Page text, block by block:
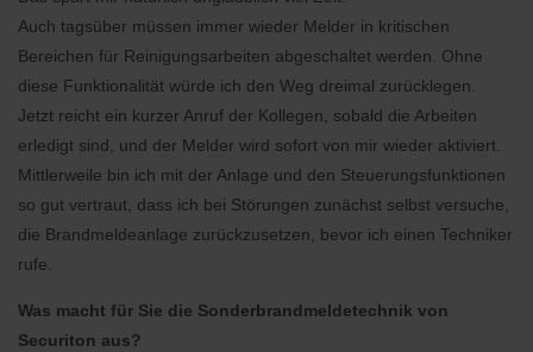
Auch tagsüber müssen immer wieder Melder in kritischen
Bereichen für Reinigungsarbeiten abgeschaltet werden. Ohne
diese Funktionalität würde ich den Weg dreimal zurücklegen.
Jetzt reicht ein kurzer Anruf der Kollegen, sobald die Arbeiten
erledigt sind, und der Melder wird sofort von mir wieder aktiviert.
Mittlerweile bin ich mit der Anlage und den Steuerungsfunktionen
so gut vertraut, dass ich bei Störungen zunächst selbst versuche,
die Brandmeldeanlage zurückzusetzen, bevor ich einen Techniker
rufe.
Was macht für Sie die Sonderbrandmeldetechnik von
Securiton aus?